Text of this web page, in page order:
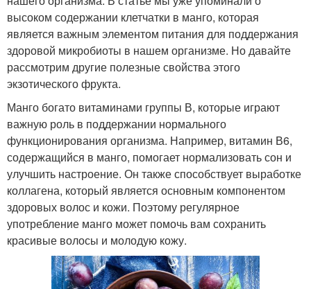
высоком содержании клетчатки в манго, которая
является важным элементом питания для поддержания
здоровой микробиоты в нашем организме. Но давайте
рассмотрим другие полезные свойства этого
экзотического фрукта.
Манго богато витаминами группы В, которые играют
важную роль в поддержании нормального
функционирования организма. Например, витамин В6,
содержащийся в манго, помогает нормализовать сон и
улучшить настроение. Он также способствует выработке
коллагена, который является основным компонентом
здоровых волос и кожи. Поэтому регулярное
употребление манго может помочь вам сохранить
красивые волосы и молодую кожу.